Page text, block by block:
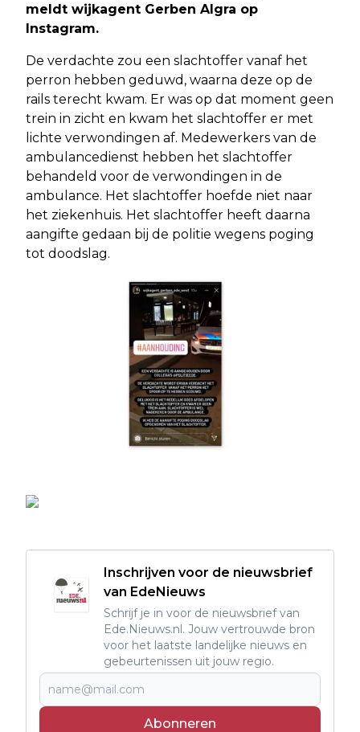
meldt wijkagent Gerben Algra op
Instagram.
De verdachte zou een slachtoffer vanaf het
perron hebben geduwd, waarna deze op de
rails terecht kwam. Er was op dat moment geen
trein in zicht en kwam het slachtoffer er met
lichte verwondingen af. Medewerkers van de
ambulancedienst hebben het slachtoffer
behandeld voor de verwondingen in de
ambulance. Het slachtoffer hoefde niet naar
het ziekenhuis. Het slachtoffer heeft daarna
aangifte gedaan bij de politie wegens poging
tot doodslag.
Inschrijven voor de nieuwsbrief
van EdeNieuws
Schrijf je in voor de nieuwsbrief van
Ede.Nieuws.nl. Jouw vertrouwde bron
voor het laatste landelijke nieuws en
gebeurtenissen uit jouw regio.
Abonneren